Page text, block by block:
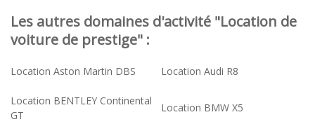
Les autres domaines d'activité "Location de
voiture de prestige" :
Location Aston Martin DBS Location Audi R8
Location BENTLEY Continental
GT
Location BMW X5